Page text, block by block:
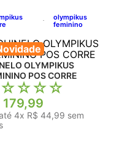
olympikus
feminino
OLYMPIKUS
POS CORRE
☆☆☆☆
179,99
4x R$ 44,99 sem